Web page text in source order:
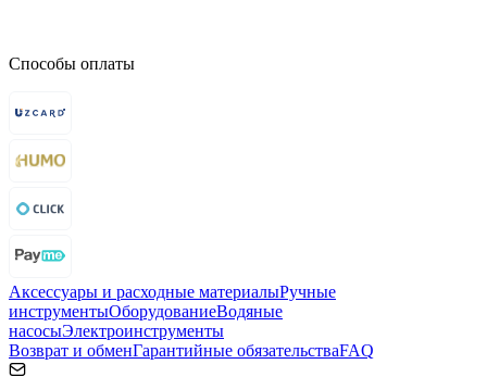
Способы оплаты
Аксессуары и расходные материалыРучные
инструментыОборудованиеВодяные
насосыЭлектроинструменты
Возврат и обменГарантийные обязательстваFAQ